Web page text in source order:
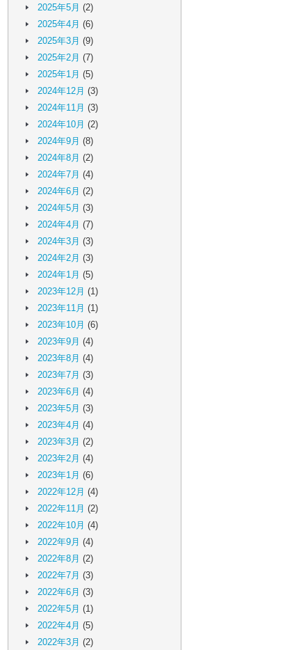
2025年5月 (2)
2025年4月 (6)
2025年3月 (9)
2025年2月 (7)
2025年1月 (5)
2024年12月 (3)
2024年11月 (3)
2024年10月 (2)
2024年9月 (8)
2024年8月 (2)
2024年7月 (4)
2024年6月 (2)
2024年5月 (3)
2024年4月 (7)
2024年3月 (3)
2024年2月 (3)
2024年1月 (5)
2023年12月 (1)
2023年11月 (1)
2023年10月 (6)
2023年9月 (4)
2023年8月 (4)
2023年7月 (3)
2023年6月 (4)
2023年5月 (3)
2023年4月 (4)
2023年3月 (2)
2023年2月 (4)
2023年1月 (6)
2022年12月 (4)
2022年11月 (2)
2022年10月 (4)
2022年9月 (4)
2022年8月 (2)
2022年7月 (3)
2022年6月 (3)
2022年5月 (1)
2022年4月 (5)
2022年3月 (2)